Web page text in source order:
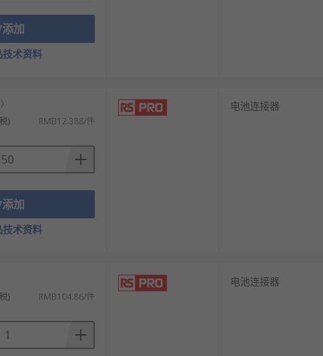
添加
技术资料
) RMB12.388/件
添加
技术资料
电池连接器
) RMB104.86/件
电池连接器